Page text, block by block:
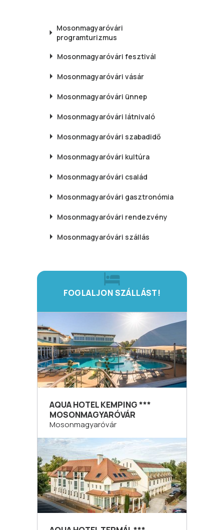
Mosonmagyaróvári
programturizmus
Mosonmagyaróvári fesztivál
Mosonmagyaróvári vásár
Mosonmagyaróvári ünnep
Mosonmagyaróvári látnivaló
Mosonmagyaróvári szabadidő
Mosonmagyaróvári kultúra
Mosonmagyaróvári család
Mosonmagyaróvári gasztronómia
Mosonmagyaróvári rendezvény
Mosonmagyaróvári szállás
FOGLALJON SZÁLLÁST!
AQUA HOTEL KEMPING ***
MOSONMAGYARÓVÁR
Mosonmagyaróvár